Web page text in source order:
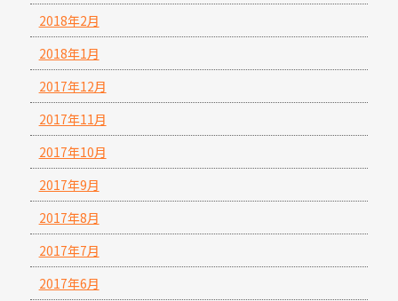
2018年2月
2018年1月
2017年12月
2017年11月
2017年10月
2017年9月
2017年8月
2017年7月
2017年6月